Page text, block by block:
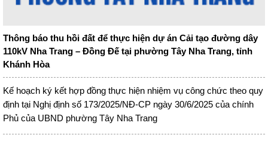
Thông báo thu hồi đất để thực hiện dự án Cải tạo đường dây
110kV Nha Trang – Đồng Đế tại phường Tây Nha Trang, tỉnh
Khánh Hòa
Kế hoạch ký kết hợp đồng thực hiện nhiệm vụ công chức theo quy
định tại Nghị định số 173/2025/NĐ-CP ngày 30/6/2025 của chính
Phủ của UBND phường Tây Nha Trang